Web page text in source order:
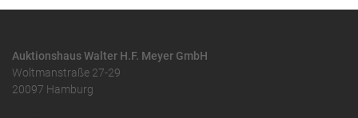
Auktionshaus Walter H.F. Meyer GmbH
Woltmanstraße 27-29
20097 Hamburg